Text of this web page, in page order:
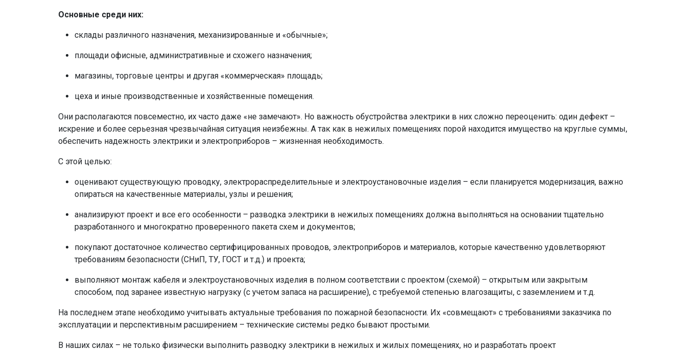
Основные среди них:
склады различного назначения, механизированные и «обычные»;
площади офисные, административные и схожего назначения;
магазины, торговые центры и другая «коммерческая» площадь;
цеха и иные производственные и хозяйственные помещения.
Они располагаются повсеместно, их часто даже «не замечают». Но важность обустройства электрики в них сложно переоценить: один дефект –
искрение и более серьезная чрезвычайная ситуация неизбежны. А так как в нежилых помещениях порой находится имущество на круглые суммы,
обеспечить надежность электрики и электроприборов – жизненная необходимость.
С этой целью:
оценивают существующую проводку, электрораспределительные и электроустановочные изделия – если планируется модернизация, важно
опираться на качественные материалы, узлы и решения;
анализируют проект и все его особенности – разводка электрики в нежилых помещениях должна выполняться на основании тщательно
разработанного и многократно проверенного пакета схем и документов;
покупают достаточное количество сертифицированных проводов, электроприборов и материалов, которые качественно удовлетворяют
требованиям безопасности (СНиП, ТУ, ГОСТ и т.д.) и проекта;
выполняют монтаж кабеля и электроустановочных изделия в полном соответствии с проектом (схемой) – открытым или закрытым
способом, под заранее известную нагрузку (с учетом запаса на расширение), с требуемой степенью влагозащиты, с заземлением и т.д.
На последнем этапе необходимо учитывать актуальные требования по пожарной безопасности. Их «совмещают» с требованиями заказчика по
эксплуатации и перспективным расширением – технические системы редко бывают простыми.
В наших силах – не только физически выполнить разводку электрики в нежилых и жилых помещениях, но и разработать проект